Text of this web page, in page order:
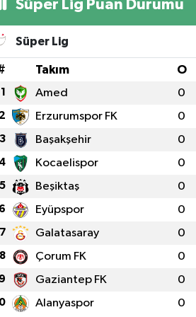
Süper Lig Puan Durumu
Süper Lig
Takım O
1 Amed 0
Erzurumspor FK 0
3 Başakşehir 0
Kocaelispor 0
5 Beşiktaş 0
Eyüpspor 0
7 Galatasaray 0
8 Çorum FK 0
Gaziantep FK 0
Alanyaspor 0